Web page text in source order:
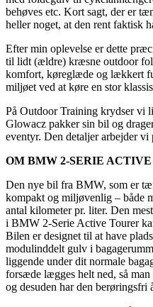
behøves etc. Kort sagt, der er
heller noget, at den rent faktisk
Efter min oplevelse er dette
til lidt (ældre) kræsne outdoor
komfort, køreglæde og lækkert
miljøet ved at køre en stor
På Outdoor Training krydser vi
Glowacz pakker sin bil og
eventyr. Den detaljer arbejder vi
OM BMW 2-SERIE
Den nye bil fra BMW, som er
kompakt og miljøvenlig – både
antal kilometer pr. liter. Den
i BMW 2-Serie Active Tourer
Bilen er designet til at have
modulinddelt gulv i
liggende under dit normale
forsæde lægges helt ned, så
og desuden har den berøringsfri